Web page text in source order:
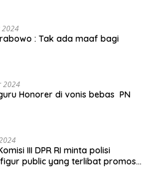
2024
: Tak ada maaf bagi
2024
Honorer di vonis bebas PN
III DPR RI minta polisi
public yang terlibat promosi